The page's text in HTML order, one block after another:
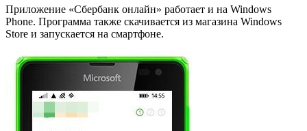
Приложение «Сбербанк онлайн» работает и на Windows
Phone. Программа также скачивается из магазина Windows
Store и запускается на смартфоне.